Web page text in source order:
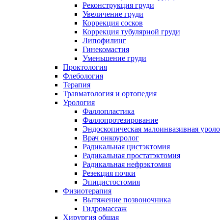
Реконструкция груди
Увеличение груди
Коррекция сосков
Коррекция тубулярной груди
Липофилинг
Гинекомастия
Уменьшение груди
Проктология
Флебология
Терапия
Травматология и ортопедия
Урология
Фаллопластика
Фаллопротезирование
Эндоскопическая малоинвазивная
Врач онкоуролог
Радикальная цистэктомия
Радикальная простатэктомия
Радикальная нефрэктомия
Резекция почки
Эпицистостомия
Физиотерапия
Вытяжение позвоночника
Гидромассаж
Хирургия общая